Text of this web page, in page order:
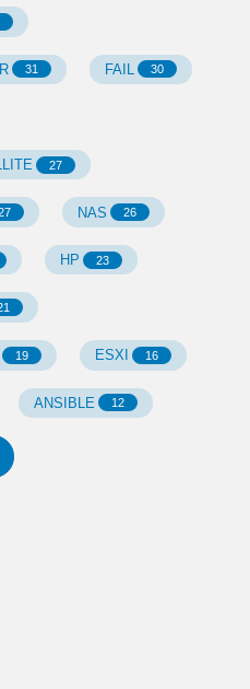
31 FAIL 30
27
NAS 26
HP 23
19 ESXI 16
ANSIBLE 12